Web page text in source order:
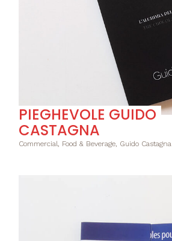
PIEGHEVOLE GUIDO
CASTAGNA
Commercial, Food & Beverage, Guido Castagna